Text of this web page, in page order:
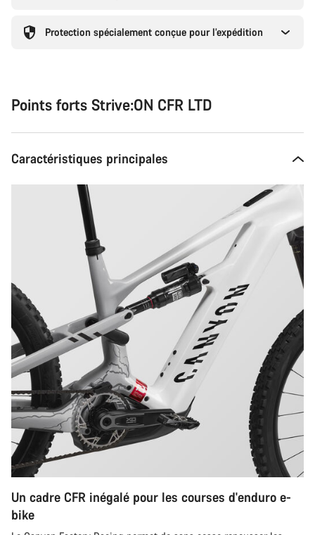
Protection spécialement conçue pour l’expédition
Points forts Strive:ON CFR LTD
Caractéristiques principales
Un cadre CFR inégalé pour les courses d'enduro e-
bike